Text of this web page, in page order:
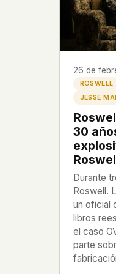
Enviar un Informe
Español
HOW IT
This is a
directly
session is
Even our
hosted.
Cloudflare,
only server
If you
– nothing
WHAT
We have
which
from, what
other news
26 de
ROSWELL
JESSE
30
Durante
Roswell.
un oficial
libros
el caso
parte